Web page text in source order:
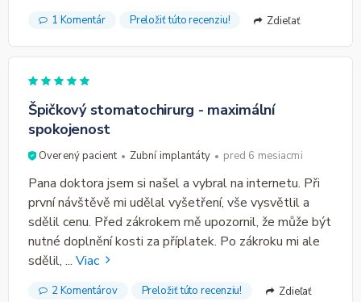
1 Komentár Preložiť túto recenziu! Zdieľať
Špičkový stomatochirurg - maximální
spokojenost
Overený pacient Zubní implantáty pred 6 mesiacmi
Pana doktora jsem si našel a vybral na internetu. Při
první návštěvě mi udělal vyšetření, vše vysvětlil a
sdělil cenu. Před zákrokem mě upozornil, že může být
nutné doplnění kosti za příplatek. Po zákroku mi ale
sdělil, ... Viac
2 Komentárov Preložiť túto recenziu! Zdieľať